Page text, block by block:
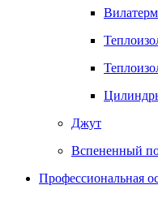
Вилатерм
Джут
Вспененный
Профессиональная